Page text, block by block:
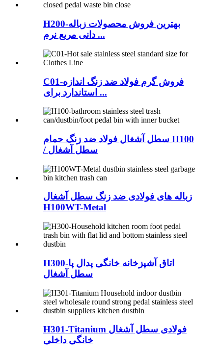
H200-بهترین فروش محصولات زباله
دانی مربع نرم ...
C01-فروش گرم فولاد ضد زنگ اندازه
استاندارد برای ...
سطل آشغال فولاد ضد زنگ حمام H100
/ سطل آشغال
زباله های فولادی ضد زنگ سطل آشغال
H100WT-Metal
H300-اتاق آشپزخانه خانگی پدال پا
سطل آشغال
H301-Titanium فولادی سطل آشغال
خانگی داخلی